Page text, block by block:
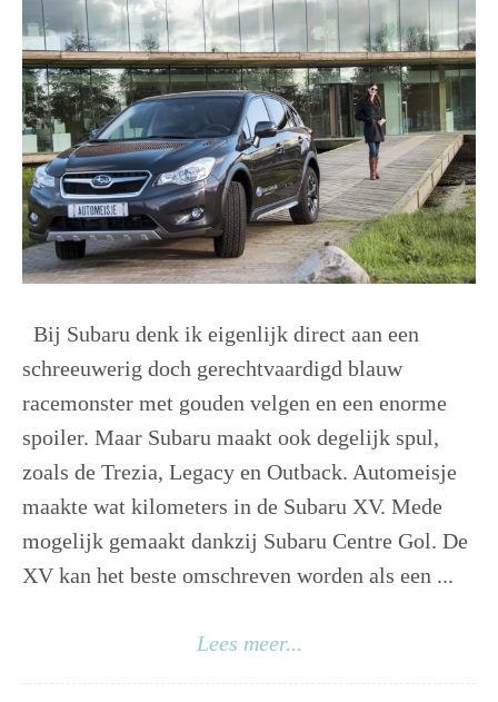
Bij Subaru denk ik eigenlijk direct aan een
schreeuwerig doch gerechtvaardigd blauw
racemonster met gouden velgen en een enorme
spoiler. Maar Subaru maakt ook degelijk spul,
zoals de Trezia, Legacy en Outback. Automeisje
maakte wat kilometers in de Subaru XV. Mede
mogelijk gemaakt dankzij Subaru Centre Gol. De
XV kan het beste omschreven worden als een ...
Lees meer...